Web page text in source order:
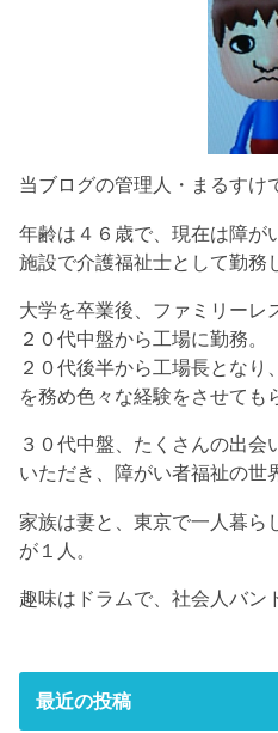
当ブログの管理人・まるすけ
年齢は４６歳で、現在は障が
施設で介護福祉士として勤務
大学を卒業後、ファミリーレ
２０代中盤から工場に勤務。
２０代後半から工場長とな
を務め色々な経験をさせても
３０代中盤、たくさんの出会
いただき、障がい者福祉の世
家族は妻と、東京で一人暮ら
が１人。
趣味はドラムで、社会人バン
最近の投稿